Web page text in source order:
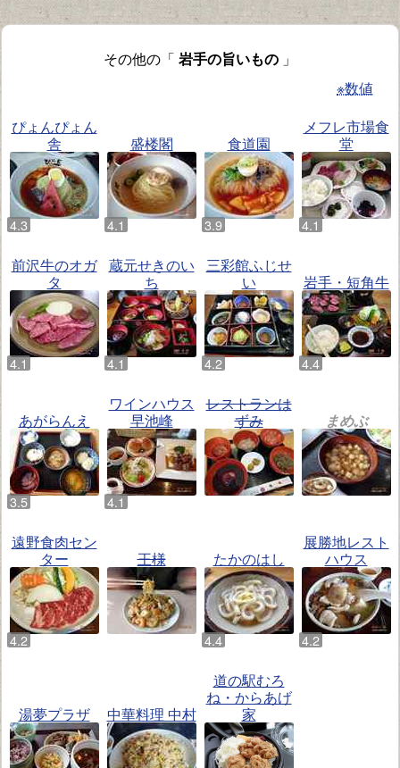
その他の「 岩手の旨いもの 」
※数値
ぴょんぴょん
舎
盛楼閣 食道園
メフレ市場食
堂
前沢牛のオガ
タ
蔵元せきのい
ち
三彩館ふじせ
い
岩手・短角牛
あがらんえ
ワインハウス
早池峰
レストランは
ずみ
まめぶ
遠野食肉セン
ター
王様 たかのはし
展勝地レスト
ハウス
湯夢プラザ 中華料理 中村
道の駅むろ
ね・からあげ
家